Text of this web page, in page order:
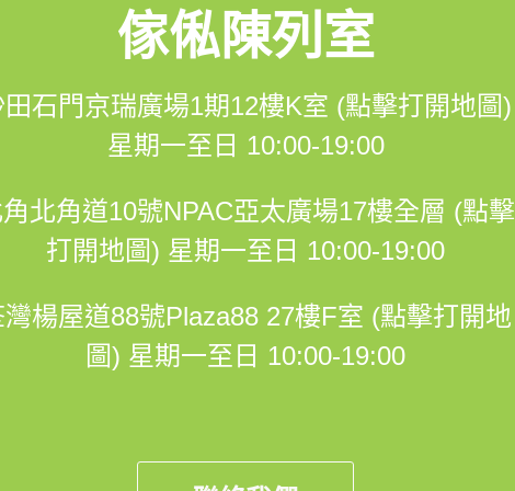
傢俬陳列室
石門京瑞廣場1期12樓K室 (點擊打開地圖)
星期一至日 10:00-19:00
北角道10號NPAC亞太廣場17樓全層 (點擊
打開地圖) 星期一至日 10:00-19:00
楊屋道88號Plaza88 27樓F室 (點擊打開地
圖) 星期一至日 10:00-19:00